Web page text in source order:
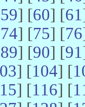
59] [60] [61
74] [75] [76
89] [90] [91
] [104] [
] [116] [